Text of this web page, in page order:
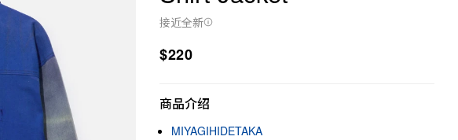
接近全新
$220
商品介绍
MIYAGIHIDETAKA